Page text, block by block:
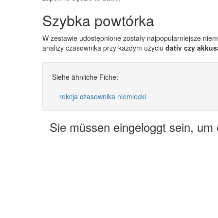
Szybka powtórka
W zestawie udostępnione zostały najpopularniejsze
analizy czasownika przy każdym użyciu dativ czy
Siehe ähnliche Fiche:
rekcja czasownika niemiecki
Sie müssen eingeloggt sein,